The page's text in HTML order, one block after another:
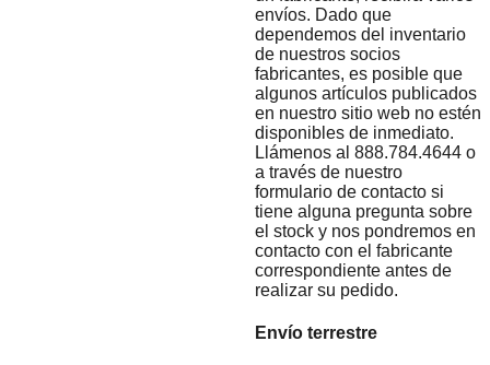
envíos. Dado que
dependemos del inventario
de nuestros socios
fabricantes, es posible que
algunos artículos publicados
en nuestro sitio web no estén
disponibles de inmediato.
Llámenos al 888.784.4644 o
a través de nuestro
formulario de contacto si
tiene alguna pregunta sobre
el stock y nos pondremos en
contacto con el fabricante
correspondiente antes de
realizar su pedido.
Envío terrestre